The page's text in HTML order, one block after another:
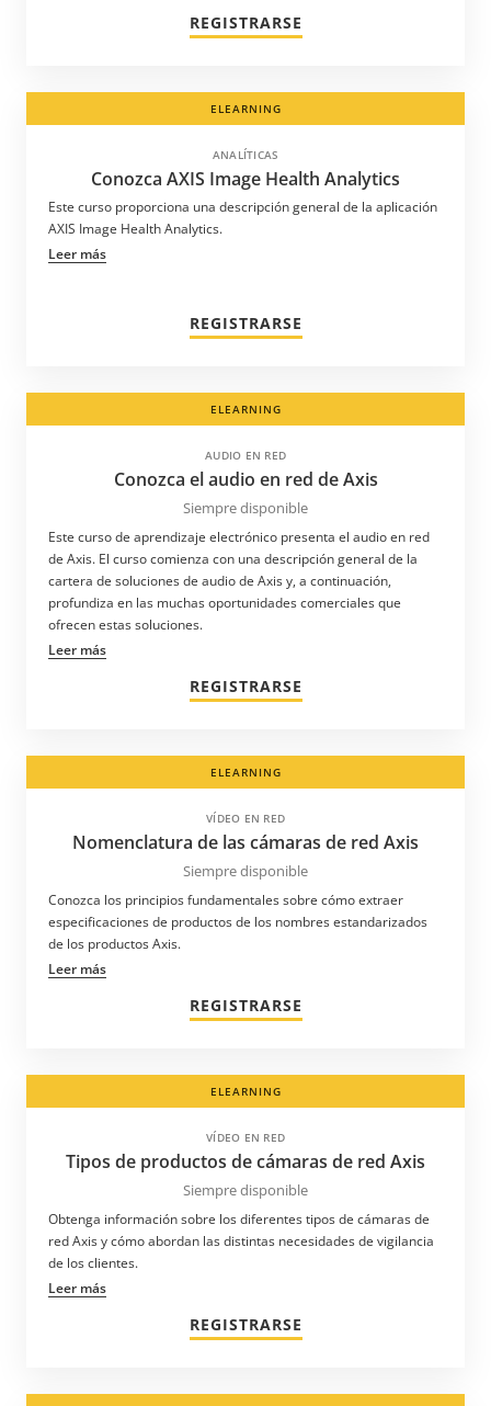
REGISTRARSE
ELEARNING
ANALÍTICAS
Conozca AXIS Image Health Analytics
Este curso proporciona una descripción general de la aplicación
AXIS Image Health Analytics.
Leer más
REGISTRARSE
ELEARNING
AUDIO EN RED
Conozca el audio en red de Axis
Siempre disponible
Este curso de aprendizaje electrónico presenta el audio en red
de Axis. El curso comienza con una descripción general de la
cartera de soluciones de audio de Axis y, a continuación,
profundiza en las muchas oportunidades comerciales que
ofrecen estas soluciones.
Leer más
REGISTRARSE
ELEARNING
VÍDEO EN RED
Nomenclatura de las cámaras de red Axis
Siempre disponible
Conozca los principios fundamentales sobre cómo extraer
especificaciones de productos de los nombres estandarizados
de los productos Axis.
Leer más
REGISTRARSE
ELEARNING
VÍDEO EN RED
Tipos de productos de cámaras de red Axis
Siempre disponible
Obtenga información sobre los diferentes tipos de cámaras de
red Axis y cómo abordan las distintas necesidades de vigilancia
de los clientes.
Leer más
REGISTRARSE